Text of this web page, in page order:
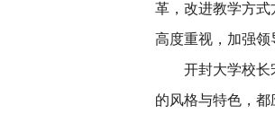
革，改进教学方
高度重视，加强领
开封大学校长
的风格与特色，